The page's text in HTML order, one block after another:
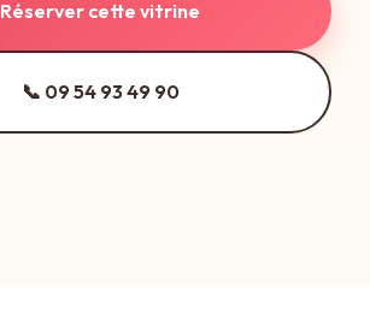
Réserver cette vitrine
📞 09 54 93 49 90